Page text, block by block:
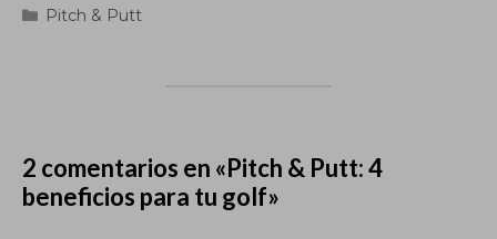
Categorías
Pitch & Putt
2 comentarios en «Pitch & Putt: 4
beneficios para tu golf»